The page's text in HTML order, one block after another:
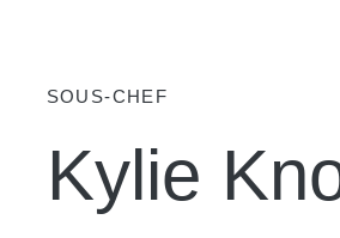
SOUS-CHEF
Kylie